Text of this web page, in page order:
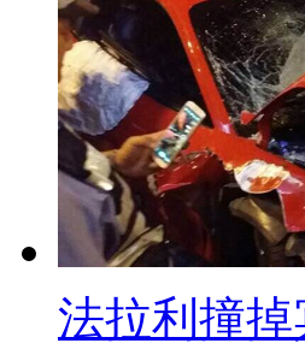
所有的饮食的
【解说】目前
高达95%，只
后送到云端数
喂食器就会自
透过软件以
法拉利撞掉